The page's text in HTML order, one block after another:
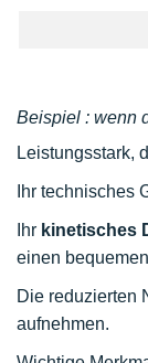
Beispiel : wenn
Leistungsstark,
Ihr technisches
Ihr kinetisches
einen bequemen
Die reduzierten
aufnehmen.